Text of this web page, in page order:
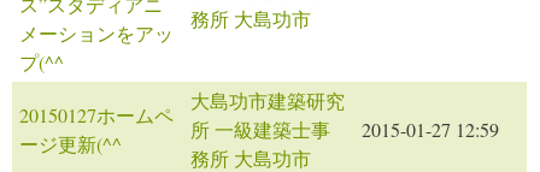
メーションをアッ
プ(^^ゞ
務所 大島功市
20150127ホームペ
ージ更新(^^ゞ
大島功市建築研究
所 一級建築士事
務所 大島功市
2015-01-27 12:59